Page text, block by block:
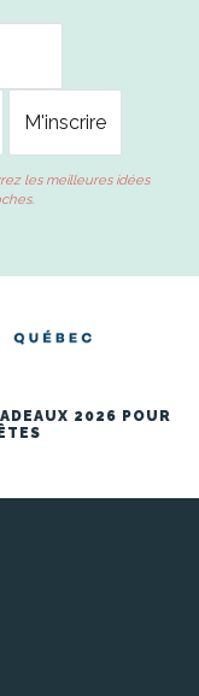
les meilleures idées
2026 POUR